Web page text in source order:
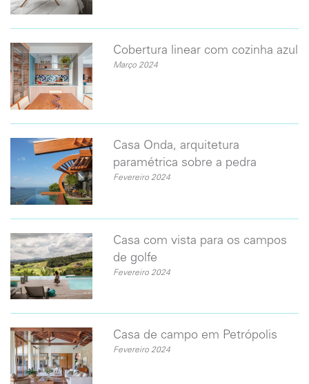
Cobertura linear com cozinha azul
Março 2024
Casa Onda, arquitetura
paramétrica sobre a pedra
Fevereiro 2024
Casa com vista para os campos
de golfe
Fevereiro 2024
Casa de campo em Petrópolis
Fevereiro 2024